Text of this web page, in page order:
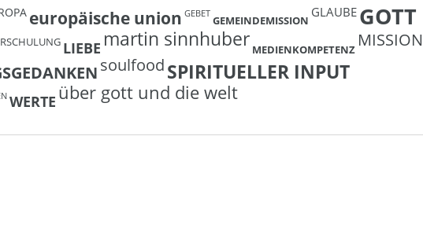
europäische union GEBET GEMEINDEMISSION
GLAUBE GOTT
LIEBE martin sinnhuber MEDIENKOMPETENZ MISSION
soulfoodSPIRITUELLER INPUT
WERTE über gott und die welt